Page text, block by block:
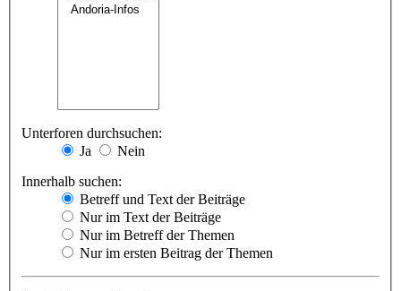
Unterforen durchsuchen:
Ja
Nein
Innerhalb suchen:
Betreff und Text der Beiträge
Nur im Text der Beiträge
Nur im Betreff der Themen
Nur im ersten Beitrag der Themen